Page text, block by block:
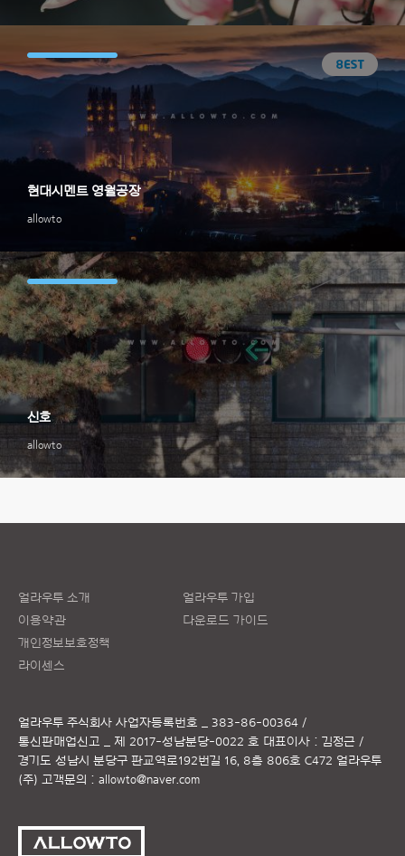
allowto
현대시멘트 영월공장
allowto
신호
얼라우투 소개
이용약관
개인정보보호정책
라이센스
얼라우투 가입
다운로드 가이드
얼라우투 주식회사 사업자등록번호 _ 383-86-00364 /
통신판매업신고 _ 제 2017-성남분당-0022 호 대표이사 : 김정근 /
경기도 성남시 분당구 판교역로192번길 16, 8층 806호 C472 얼라우투
(주) 고객문의 : allowto@naver.com